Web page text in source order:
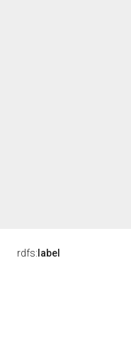
rdfs: label